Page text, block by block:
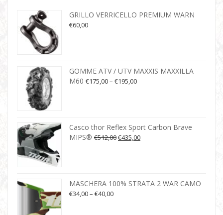
GRILLO VERRICELLO PREMIUM WARN
€60,00
GOMME ATV / UTV MAXXIS MAXXILLA
M60 €175,00– €195,00
Casco thor Reflex Sport Carbon Brave
MIPS® €512,00€435,00
MASCHERA 100% STRATA 2 WAR CAMO
€34,00– €40,00